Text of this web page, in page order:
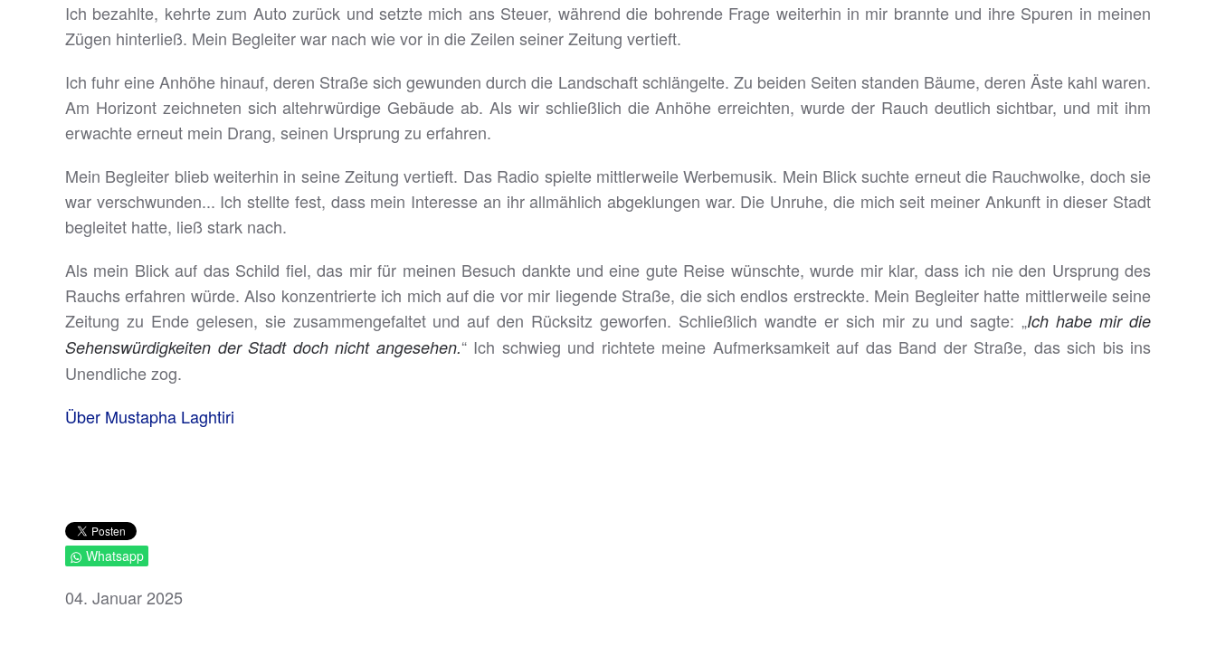
Ich bezahlte, kehrte zum Auto zurück und setzte mich ans Steuer, während die bohrende Frage weiterhin in mir brannte und ihre Spuren in meinen
Zügen hinterließ. Mein Begleiter war nach wie vor in die Zeilen seiner Zeitung vertieft.
Ich fuhr eine Anhöhe hinauf, deren Straße sich gewunden durch die Landschaft schlängelte. Zu beiden Seiten standen Bäume, deren Äste kahl waren.
Am Horizont zeichneten sich altehrwürdige Gebäude ab. Als wir schließlich die Anhöhe erreichten, wurde der Rauch deutlich sichtbar, und mit ihm
erwachte erneut mein Drang, seinen Ursprung zu erfahren.
Mein Begleiter blieb weiterhin in seine Zeitung vertieft. Das Radio spielte mittlerweile Werbemusik. Mein Blick suchte erneut die Rauchwolke, doch sie
war verschwunden... Ich stellte fest, dass mein Interesse an ihr allmählich abgeklungen war. Die Unruhe, die mich seit meiner Ankunft in dieser Stadt
begleitet hatte, ließ stark nach.
Als mein Blick auf das Schild fiel, das mir für meinen Besuch dankte und eine gute Reise wünschte, wurde mir klar, dass ich nie den Ursprung des
Rauchs erfahren würde. Also konzentrierte ich mich auf die vor mir liegende Straße, die sich endlos erstreckte. Mein Begleiter hatte mittlerweile seine
Zeitung zu Ende gelesen, sie zusammengefaltet und auf den Rücksitz geworfen. Schließlich wandte er sich mir zu und sagte: „Ich habe mir die
Sehenswürdigkeiten der Stadt doch nicht angesehen.“ Ich schwieg und richtete meine Aufmerksamkeit auf das Band der Straße, das sich bis ins
Unendliche zog.
Über Mustapha Laghtiri
Whatsapp
04. Januar 2025